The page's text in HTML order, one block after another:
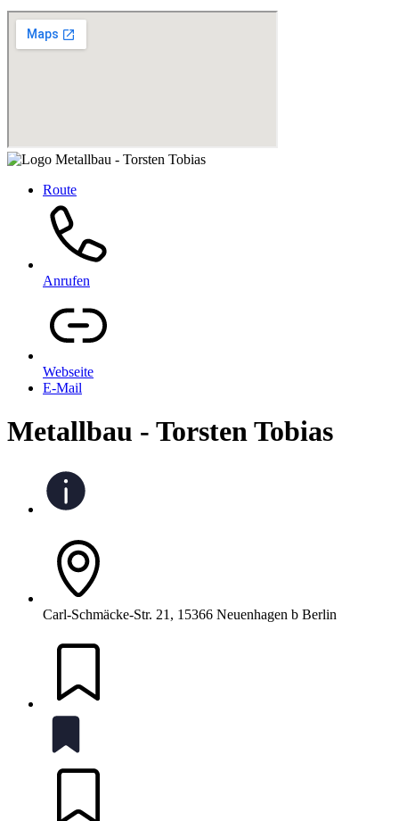
Route
Anrufen
Webseite
E-Mail
Metallbau - Torsten Tobias
Carl-Schmäcke-Str. 21, 15366 Neuenhagen b Berlin